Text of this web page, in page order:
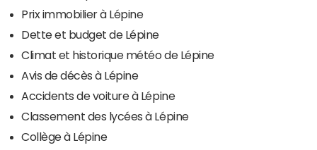
Prix immobilier à Lépine
Dette et budget de Lépine
Climat et historique météo de Lépine
Avis de décès à Lépine
Accidents de voiture à Lépine
Classement des lycées à Lépine
Collège à Lépine